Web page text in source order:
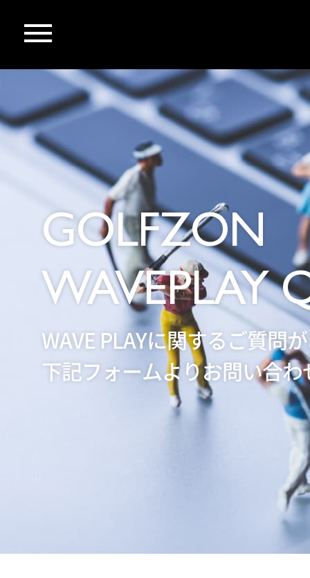
GOLFZON
WAVEPLAY
WAVE PLAYに関するご質問
下記フォームよりお問い合